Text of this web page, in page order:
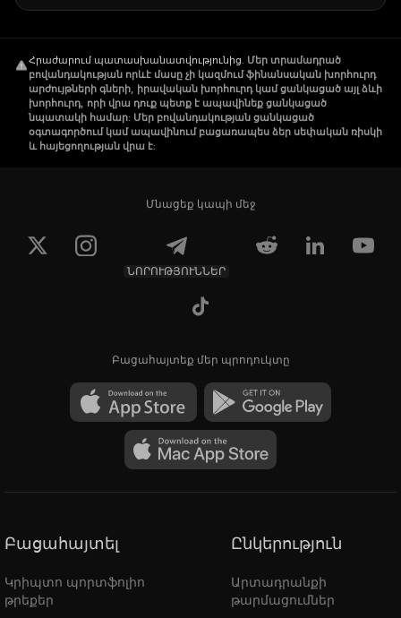
Հրաժարում պատասխանատվությունից. Մեր տրամադրած
բովանդակության որևէ մասը չի կազմում ֆինանսական խորհուրդ
արժույթների գների, իրավական խորհուրդ կամ ցանկացած այլ ձևի
խորհուրդ, որի վրա դուք պետք է ապավինեք ցանկացած
նպատակի համար: Մեր բովանդակության ցանկացած
օգտագործում կամ ապավինում բացառապես ձեր սեփական ռիսկի
և հայեցողության վրա է:
Մնացեք կապի մեջ
ՆՈՐՈՒԹՅՈՒՆՆԵՐ
Բացահայտեք մեր պրոդուկտը
Բացահայտել
Կրիպտո պորտֆոլիո
թրեքեր
Ընկերություն
Արտադրանքի
թարմացումներ